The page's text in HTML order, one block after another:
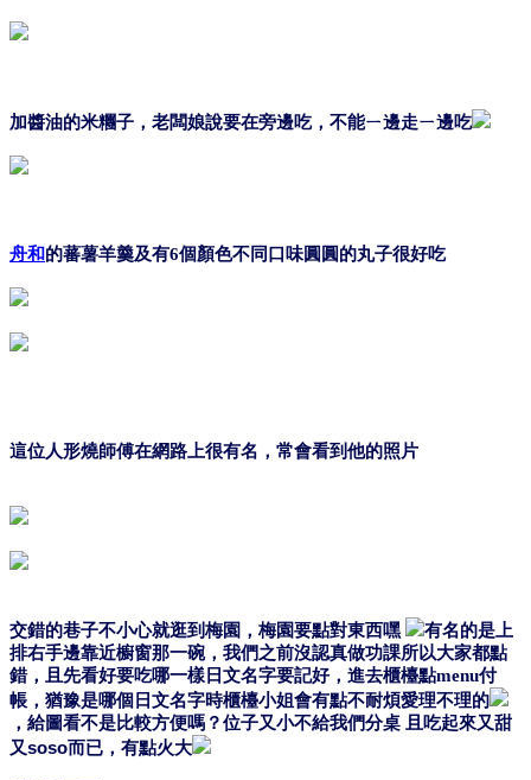
加醬油的米糰子，老闆娘說要在旁邊吃，不能ㄧ邊走ㄧ邊吃
舟和的蕃薯羊羹及有6個顏色不同口味圓圓的丸子很好吃
這位人形燒師傅在網路上很有名，常會看到他的照片
交錯的巷子不小心就逛到梅園，梅園要點對東西嘿
有名的是上
排右手邊靠近櫥窗那一碗，我們之前沒認真做功課所以大家都點
錯，且先看好要吃哪一樣日文名字要記好，進去櫃檯點menu付
帳，猶豫是哪個日文名字時櫃檯小姐會有點不耐煩愛理不理的
，給圖看不是比較方便嗎？位子又小不給我們分桌 且吃起來又甜
又soso而已 ，有點火大